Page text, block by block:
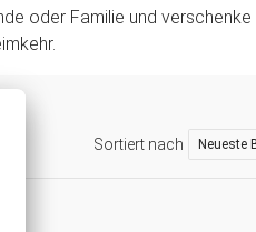
oder Familie und verschenke
Sortiert nach